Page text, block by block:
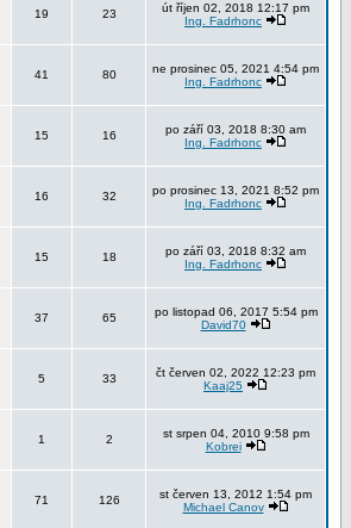
19 23
út říjen 02, 2018 12:17 pm
Ing. Fadrhonc
41 80
ne prosinec 05, 2021 4:54 pm
Ing. Fadrhonc
15 16
po září 03, 2018 8:30 am
Ing. Fadrhonc
16 32
po prosinec 13, 2021 8:52 pm
Ing. Fadrhonc
15 18
po září 03, 2018 8:32 am
Ing. Fadrhonc
37 65
po listopad 06, 2017 5:54 pm
David70
5 33
čt červen 02, 2022 12:23 pm
Kaaj25
1 2
st srpen 04, 2010 9:58 pm
Kobrei
71 126
st červen 13, 2012 1:54 pm
Michael Canov